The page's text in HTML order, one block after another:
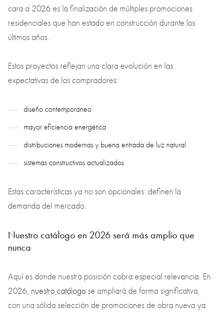
cara a 2026 es la finalización de múltiples promociones
residenciales que han estado en construcción durante los
últimos años.
Estos proyectos reflejan una clara evolución en las
expectativas de los compradores:
diseño contemporáneo
mayor eficiencia energética
distribuciones modernas y buena entrada de luz natural
sistemas constructivos actualizados
Estas características ya no son opcionales: definen la
demanda del mercado.
Nuestro catálogo en 2026 será más amplio que
nunca
Aquí es donde nuestra posición cobra especial relevancia. En
2026, nuestro catálogose ampliará de forma significativa,
con una sólida selección de promociones de obra nueva ya